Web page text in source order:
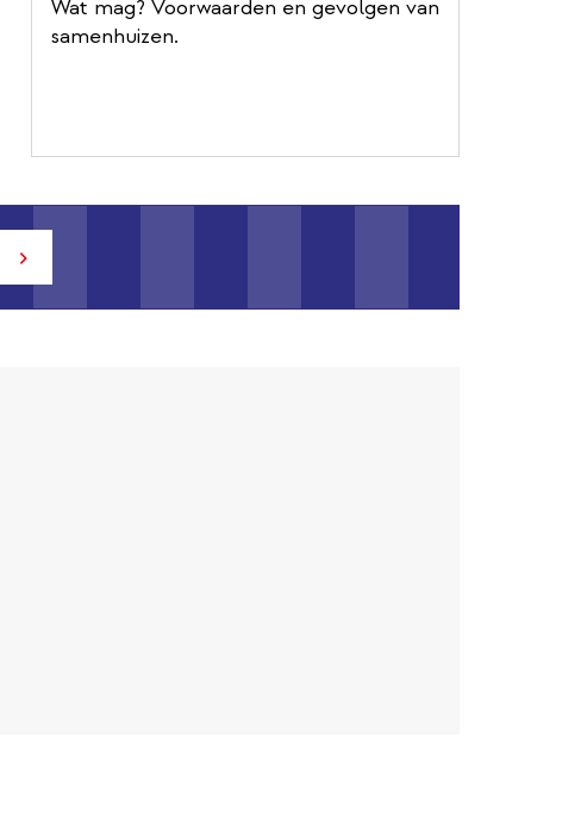
Wat mag? Voorwaarden en gevolgen van
samenhuizen.